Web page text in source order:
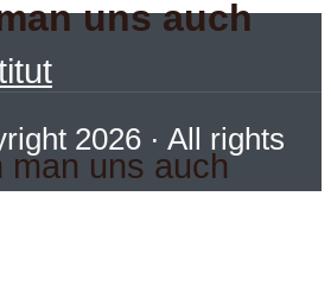
uns auch
man uns auch
2026 · All rights